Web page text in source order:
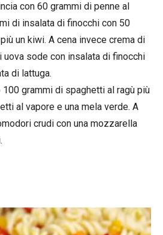
con 60 grammi di penne al
di insalata di finocchi con 50
un kiwi. A cena invece crema di
sode con insalata di finocchi
di lattuga.
grammi di spaghetti al ragù più
al vapore e una mela verde. A
crudi con una mozzarella